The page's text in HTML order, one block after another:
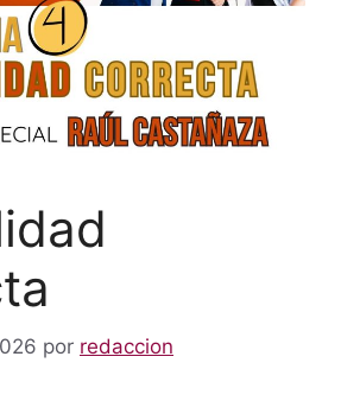
por redaccion